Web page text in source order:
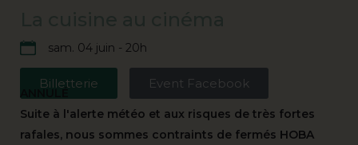
sam. 04 juin - 20h
Billetterie Event Facebook
Suite à l'alerte météo et aux risques de très fortes
rafales, nous sommes contraints de fermés HOBA